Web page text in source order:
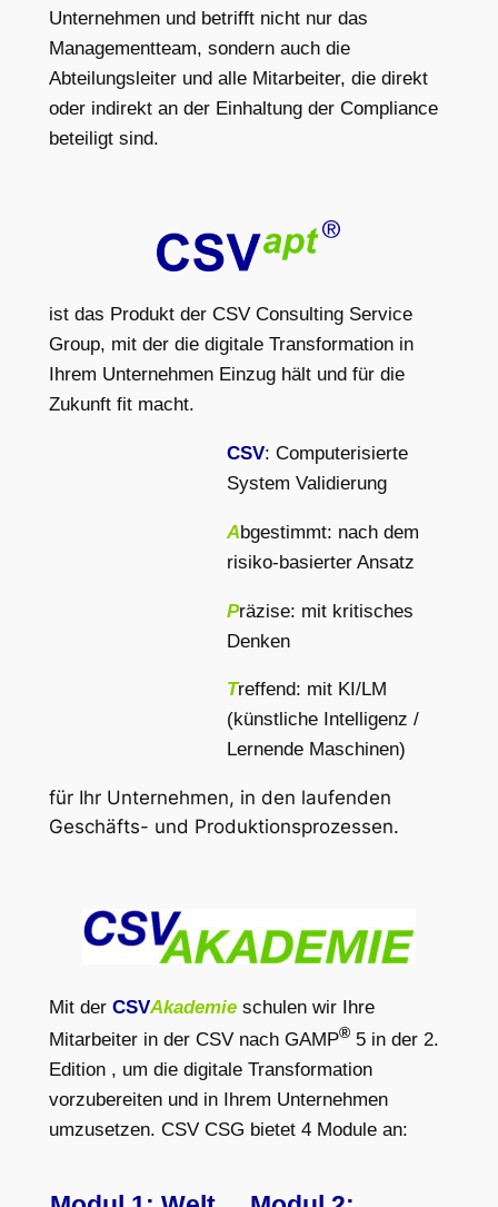
Unternehmen und betrifft nicht nur das
Managementteam, sondern auch die
Abteilungsleiter und alle Mitarbeiter, die direkt
oder indirekt an der Einhaltung der Compliance
beteiligt sind.
ist das Produkt der CSV Consulting Service
Group, mit der die digitale Transformation in
Ihrem Unternehmen Einzug hält und für die
Zukunft fit macht.
CSV: Computerisierte
System Validierung
Abgestimmt: nach dem
risiko-basierter Ansatz
Präzise: mit kritisches
Denken
Treffend: mit KI/LM
(künstliche Intelligenz /
Lernende Maschinen)
für Ihr Unternehmen, in den laufenden
Geschäfts- und Produktionsprozessen.
Mit der CSVAkademieschulen wir Ihre
Mitarbeiter in der CSV nach GAMP®5 in der 2.
Edition , um die digitale Transformation
vorzubereiten und in Ihrem Unternehmen
umzusetzen. CSV CSG bietet 4 Module an: